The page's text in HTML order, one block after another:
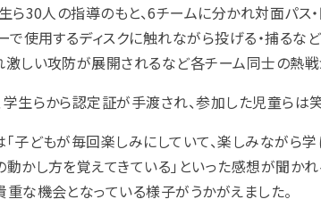
ら30人の指導のもと、6チームに分かれ対面パス
で使用するディスクに触れながら投げる・捕るな
激しい攻防が展開されるなど各チーム同士の熱戦
生らから認定証が手渡され、参加した児童らは
子どもが毎回楽しみにしていて、楽しみながら
かし方を覚えてきている」といった感想が聞か
な機会となっている様子がうかがえました。